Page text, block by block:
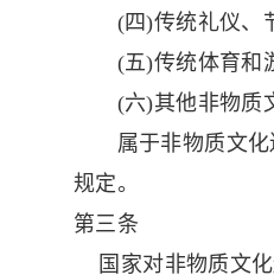
(四)传统礼仪、节
(五)传统体育和游
(六)其他非物质文
属于非物质文化遗
规定。
第三条
国家对非物质文化